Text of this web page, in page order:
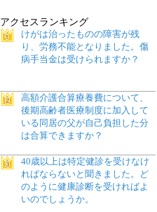
アクセスランキング
けがは治ったものの障害が残
り、労務不能となりました。傷
病手当金は受けられますか？
高額介護合算療養費について、
後期高齢者医療制度に加入して
いる同居の父が自己負担した分
は合算できますか？
40歳以上は特定健診を受けなけ
ればならないと聞きました。ど
のように健康診断を受ければよ
いのでしょうか。